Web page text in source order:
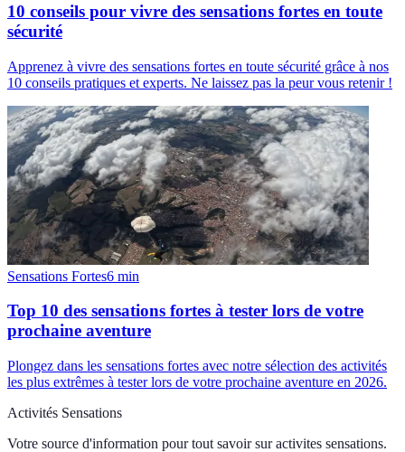
10 conseils pour vivre des sensations fortes en toute
sécurité
Apprenez à vivre des sensations fortes en toute sécurité grâce à nos
10 conseils pratiques et experts. Ne laissez pas la peur vous retenir !
Sensations Fortes6 min
Top 10 des sensations fortes à tester lors de votre
prochaine aventure
Plongez dans les sensations fortes avec notre sélection des activités
les plus extrêmes à tester lors de votre prochaine aventure en 2026.
Activités Sensations
Votre source d'information pour tout savoir sur activites sensations.